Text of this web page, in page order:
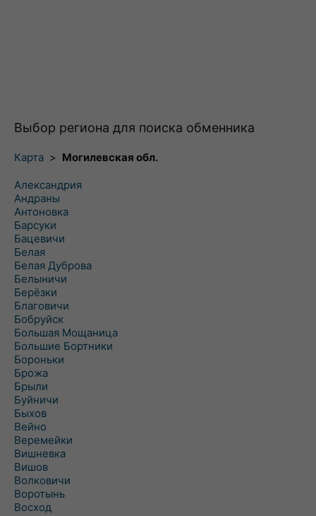
Выбор региона для поиска обменника
Карта > Могилевская обл.
Александрия
Андраны
Антоновка
Барсуки
Бацевичи
Белая
Белая Дуброва
Белыничи
Берёзки
Благовичи
Бобруйск
Большая Мощаница
Большие Бортники
Бороньки
Брожа
Брыли
Буйничи
Быхов
Вейно
Веремейки
Вишневка
Вишов
Волковичи
Воротынь
Восход